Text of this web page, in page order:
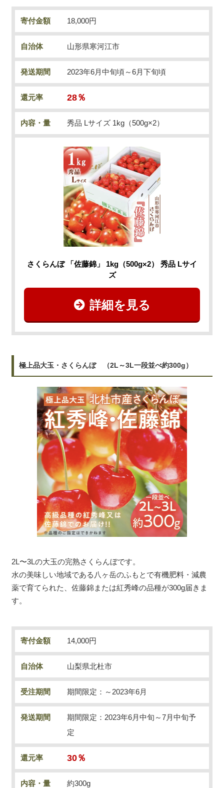
寄付金額 18,000円
自治体 山形県寒河江市
発送期間 2023年6月中旬頃～6月下旬頃
還元率 28％
内容・量 秀品 Lサイズ 1kg（500g×2）
さくらんぼ 「佐藤錦」 1kg（500g×2） 秀品 Lサイ
ズ
詳細を見る
極上品大玉・さくらんぼ （2L～3L一段並べ約300g）
2L〜3Lの大玉の完熟さくらんぼです。
水の美味しい地域である八ヶ岳のふもとで有機肥料・減農
薬で育てられた、佐藤錦または紅秀峰の品種が300g届きま
す。
寄付金額 14,000円
自治体 山梨県北杜市
受注期間 期間限定：～2023年6月
発送期間
期間限定：2023年6月中旬～7月中旬予
定
還元率 30％
内容・量 約300g